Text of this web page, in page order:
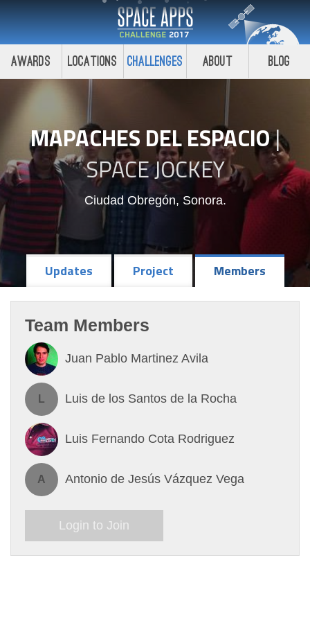
Awards Locations Challenges About Blog
MAPACHES DEL ESPACIO|
SPACE JOCKEY
Ciudad Obregón, Sonora.
Updates Project Members
Team Members
Juan Pablo Martinez Avila
L Luis de los Santos de la Rocha
Luis Fernando Cota Rodriguez
A Antonio de Jesús Vázquez Vega
Login to Join